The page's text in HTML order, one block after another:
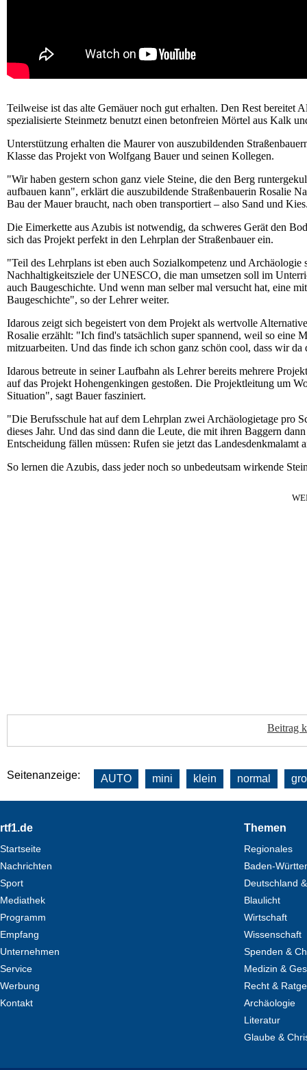
Teilweise ist das alte Gemäuer noch gut erhalten. Den Rest
spezialisierte Steinmetz benutzt einen betonfreien Mörtel aus Kalk
Unterstützung erhalten die Maurer von auszubildenden
Klasse das Projekt von Wolfgang Bauer und seinen Kollegen.
"Wir haben gestern schon ganz viele Steine, die den Berg
aufbauen kann", erklärt die auszubildende Straßenbauerin Rosalie
Bau der Mauer braucht, nach oben transportiert – also Sand und
Die Eimerkette aus Azubis ist notwendig, da schweres Gerät den
sich das Projekt perfekt in den Lehrplan der Straßenbauer ein.
"Teil des Lehrplans ist eben auch Sozialkompetenz und
Nachhaltigkeitsziele der UNESCO, die man umsetzen soll im
auch Baugeschichte. Und wenn man selber mal versucht hat, eine
Baugeschichte", so der Lehrer weiter.
Idarous zeigt sich begeistert von dem Projekt als wertvolle
Rosalie erzählt: "Ich find's tatsächlich super spannend, weil so
mitzuarbeiten. Und das finde ich schon ganz schön cool, dass wir
Idarous betreute in seiner Laufbahn als Lehrer bereits mehrere
auf das Projekt Hohengenkingen gestoßen. Die Projektleitung um
Situation", sagt Bauer fasziniert.
"Die Berufsschule hat auf dem Lehrplan zwei Archäologietage pro
dieses Jahr. Und das sind dann die Leute, die mit ihren Baggern
Entscheidung fällen müssen: Rufen sie jetzt das Landesdenkmalamt
So lernen die Azubis, dass jeder noch so unbedeutsam wirkende
Beitrag
Seitenanzeige: AUTO mini klein normal
Footer
rtf1.de
Startseite
Nachrichten
Sport
Mediathek
Programm
Empfang
Unternehmen
Service
Werbung
Kontakt
Themen
Regionales
Baden-
Deutschland
Blaulicht
Wirtschaft
Wissenschaft
Spenden &
Medizin &
Recht &
Archäologie
Literatur
Glaube &